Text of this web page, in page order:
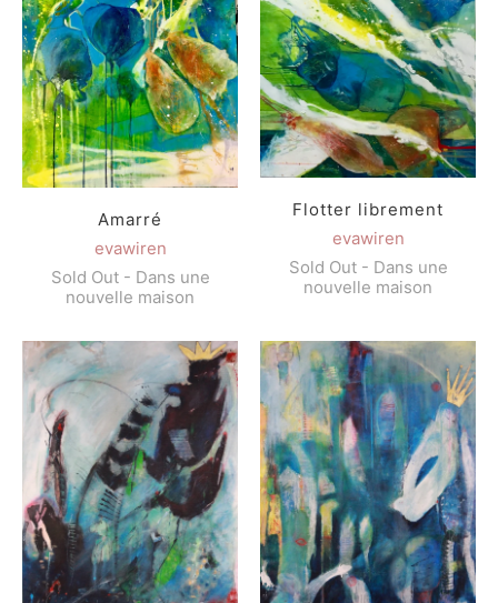
Amarré
evawiren
Sold Out - Dans une
nouvelle maison
Flotter librement
evawiren
Sold Out - Dans une
nouvelle maison